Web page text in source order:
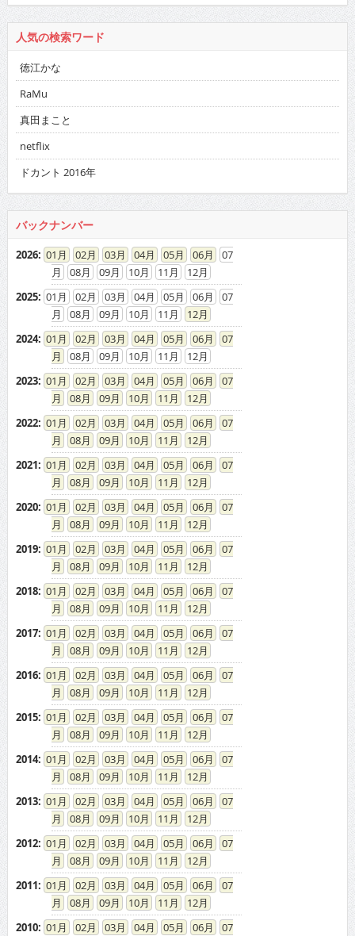
人気の検索ワード
徳江かな
RaMu
真田まこと
netflix
ドカント 2016年
バックナンバー
2026: 01 02 03 04 05 06
07
08
09 10 11
12
2025: 01 02 03 04 05 06
07
08
09 10 11
12
2024: 01 02 03 04 05 06
07
08
09 10 11
12
2023: 01 02 03 04 05 06
07
08
09 10 11
12
2022: 01 02 03 04 05 06
07
08
09 10 11
12
2021: 01 02 03 04 05 06
07
08
09 10 11
12
2020: 01 02 03 04 05 06
07
08
09 10 11
12
2019: 01 02 03 04 05 06
07
08
09 10 11
12
2018: 01 02 03 04 05 06
07
08
09 10 11
12
2017: 01 02 03 04 05 06
07
08
09 10 11
12
2016: 01 02 03 04 05 06
07
08
09 10 11
12
2015: 01 02 03 04 05 06
07
08
09 10 11
12
2014: 01 02 03 04 05 06
07
08
09 10 11
12
2013: 01 02 03 04 05 06
07
08
09 10 11
12
2012: 01 02 03 04 05 06
07
08
09 10 11
12
2011: 01 02 03 04 05 06
07
08
09 10 11
12
2010: 01 02 03 04 05 06
07